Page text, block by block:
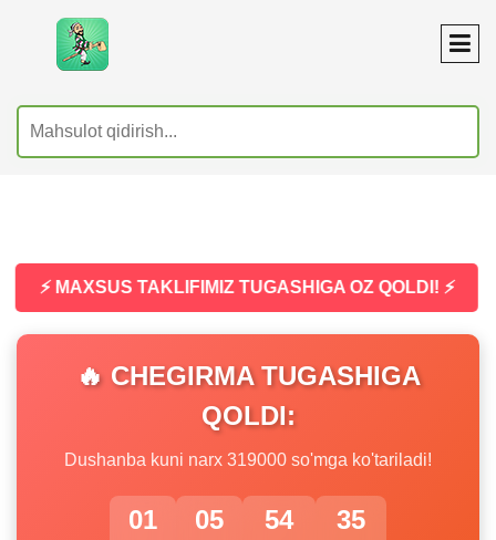
⚡ MAXSUS TAKLIFIMIZ TUGASHIGA OZ QOLDI! ⚡
🔥 CHEGIRMA TUGASHIGA
QOLDI:
Dushanba kuni narx 319000 so'mga ko'tariladi!
01 05 54 35